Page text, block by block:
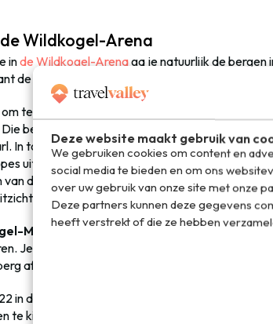
Deze website maakt gebruik van
We gebruiken cookies om content en
social media te bieden en om ons
over uw gebruik van onze site met onze
Deze partners kunnen deze gegevens
heeft verstrekt of die ze hebben
Wildkogel-Arena
inde Wildkogel-Arenaga je natuurlijk de bergen
de Wildkogel-Arena kun je een regelrecht
te doen in de Wildkogel-Arena is de
Die begint bij de indrukwekkende Krimml
In totaal vind je hier meer dan 275 kilometer aan
uitkiezen die bij je passen, die gemiddeld zo’n
de Großes Wiesbachhorn, de Großglockner,
ga je in Oostenrijk niet vinden.
Mogel, een speelplaats met veel toffe
Je vindt ‘m bovenaan de kabelbaan op de
af crossen naar het dal over een route van zo’n
in de Wildkogel-Arena is een waterreservoir op
te kijken, want je hebt er prachtig uitzicht op de